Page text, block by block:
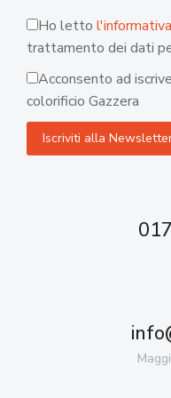
Ho letto
trattamento dei dati
Acconsento ad
colorificio Gazzera